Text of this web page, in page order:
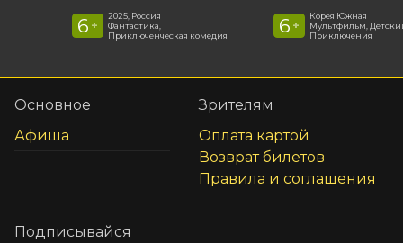
6 +
2025, Россия
Фантастика,
Приключенческая комедия
6 +
Корея Южная
Мультфильм,
Приключения
Основное
Афиша
Зрителям
Оплата картой
Возврат билетов
Правила и соглашения
Подписывайся